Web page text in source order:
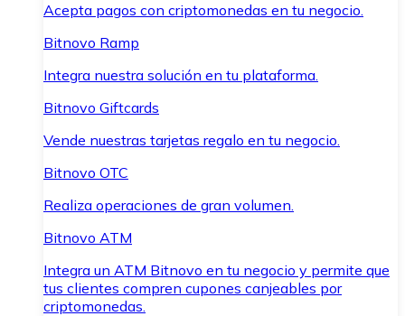
Acepta pagos con criptomonedas en tu negocio.
Bitnovo Ramp
Integra nuestra solución en tu plataforma.
Bitnovo Giftcards
Vende nuestras tarjetas regalo en tu negocio.
Bitnovo OTC
Realiza operaciones de gran volumen.
Bitnovo ATM
Integra un ATM Bitnovo en tu negocio y permite que
tus clientes compren cupones canjeables por
criptomonedas.